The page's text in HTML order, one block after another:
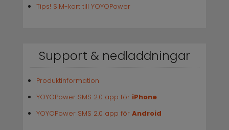
Tips! SIM-kort till YOYOPower
Support & nedladdningar
Produktinformation
YOYOPower SMS 2.0 app för iPhone
YOYOPower SMS 2.0 app för Android